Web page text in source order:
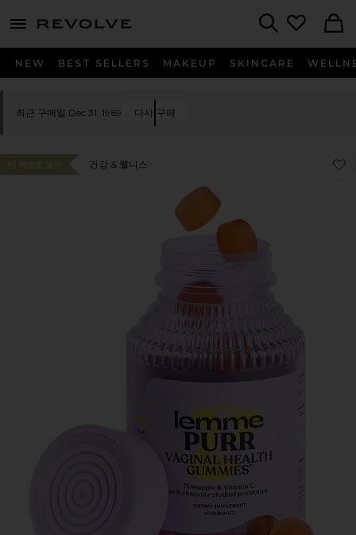
menu - shows more content
NEW BEST SELLERS MAKEUP SKINCARE
최근 구매일 Dec 31, 1969 다시 구매
#1 베스트 셀러 건강 & 웰니스 찜상
찜상